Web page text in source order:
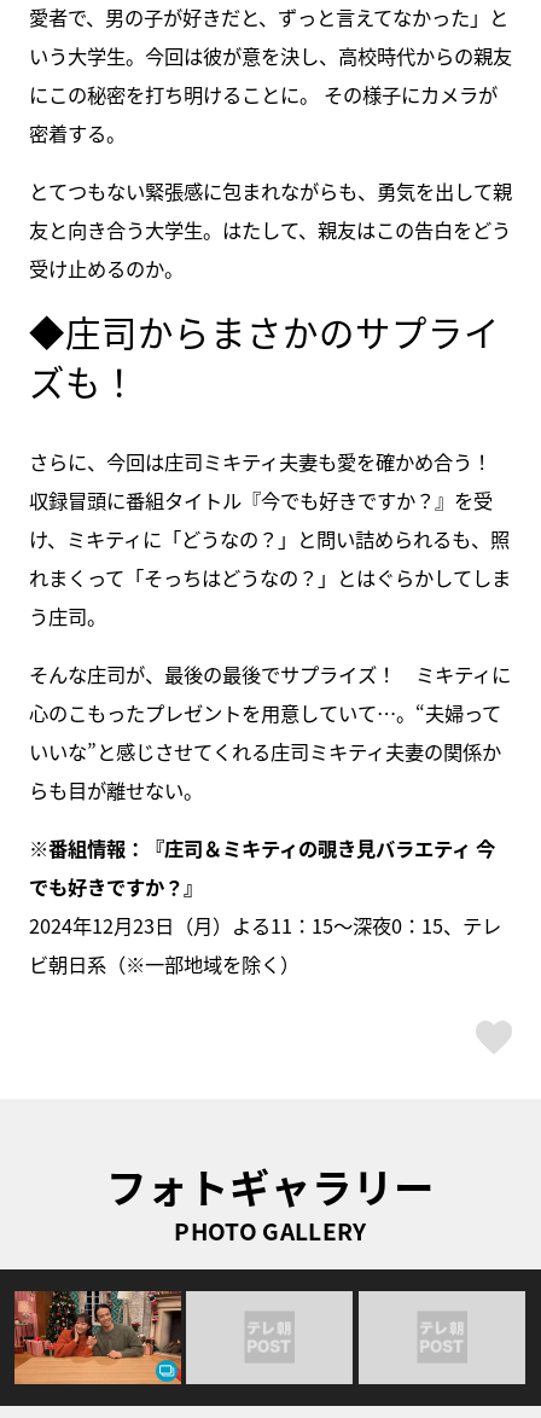
愛者で、男の子が好きだと、ずっと言えてなかった」と
いう大学生。今回は彼が意を決し、高校時代からの親友
にこの秘密を打ち明けることに。 その様子にカメラが
密着する。
とてつもない緊張感に包まれながらも、勇気を出して親
友と向き合う大学生。はたして、親友はこの告白をどう
受け止めるのか。
◆庄司からまさかのサプライ
ズも！
さらに、今回は庄司ミキティ夫妻も愛を確かめ合う！
収録冒頭に番組タイトル『今でも好きですか？』を受
け、ミキティに「どうなの？」と問い詰められるも、照
れまくって「そっちはどうなの？」とはぐらかしてしま
う庄司。
そんな庄司が、最後の最後でサプライズ！ ミキティに
心のこもったプレゼントを用意していて…。“夫婦って
いいな”と感じさせてくれる庄司ミキティ夫妻の関係か
らも目が離せない。
※番組情報：『庄司＆ミキティの覗き見バラエティ 今
でも好きですか？』
2024年12月23日（月）よる11：15～深夜0：15、テレ
ビ朝日系（※一部地域を除く）
フォトギャラリー
PHOTO GALLERY